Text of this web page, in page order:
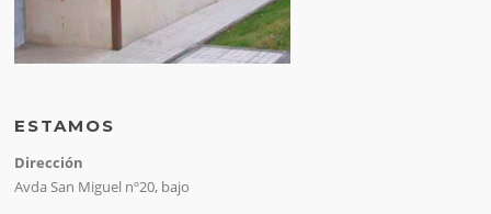
ESTAMOS
Dirección
Avda San Miguel nº20, bajo